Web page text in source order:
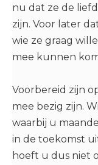
nu dat ze de
zijn. Voor later
wie ze graag
mee kunnen
Voorbereid zijn
mee bezig zijn.
waarbij u
in de toekomst
hoeft u dus niet